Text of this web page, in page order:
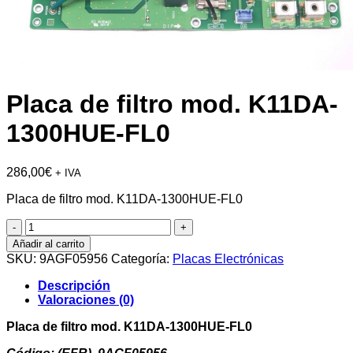
Placa de filtro mod. K11DA-
1300HUE-FL0
286,00€ + IVA
Placa de filtro mod. K11DA-1300HUE-FL0
Placa
de
filtro
mod.
K11DA-
1300HUE-
FL0
cantidad
Añadir al carrito
SKU: 9AGF05956 Categoría: Placas Electrónicas
Descripción
Valoraciones (0)
Placa de filtro mod. K11DA-1300HUE-FL0